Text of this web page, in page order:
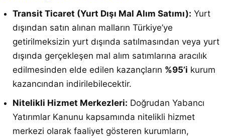
Transit Ticaret (Yurt Dışı Mal Alım Satımı): Yurt
dışından satın alınan malların Türkiye’ye
getirilmeksizin yurt dışında satılmasından veya yurt
dışında gerçekleşen mal alım satımlarına aracılık
edilmesinden elde edilen kazançların %95’i kurum
kazancından indirilebilecektir.
Nitelikli Hizmet Merkezleri: Doğrudan Yabancı
Yatırımlar Kanunu kapsamında nitelikli hizmet
merkezi olarak faaliyet gösteren kurumların,